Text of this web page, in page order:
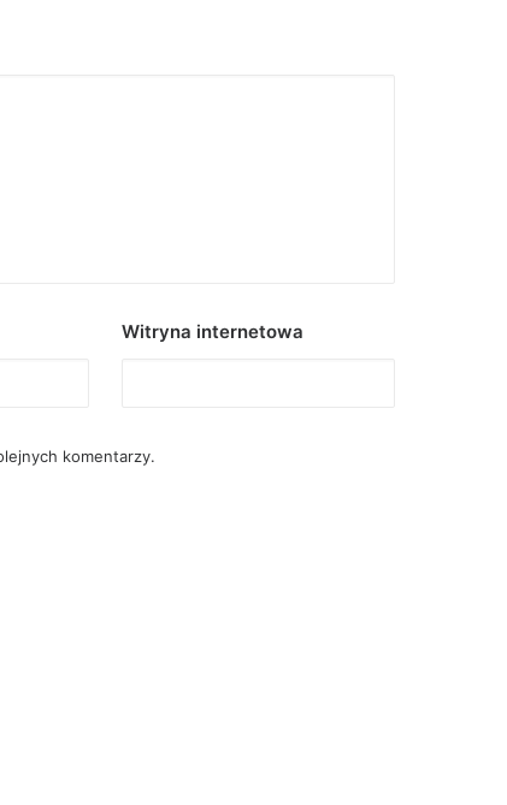
Witryna internetowa
komentarzy.